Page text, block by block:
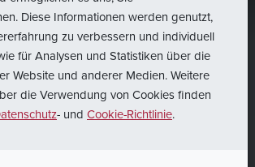
Diese Informationen werden genutzt,
zu verbessern und individuell
für Analysen und Statistiken über die
Website und anderer Medien. Weitere
die Verwendung von Cookies finden
- und Cookie-Richtlinie.